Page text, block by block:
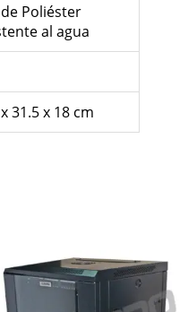
Poliéster
al agua
31.5 x 18 cm